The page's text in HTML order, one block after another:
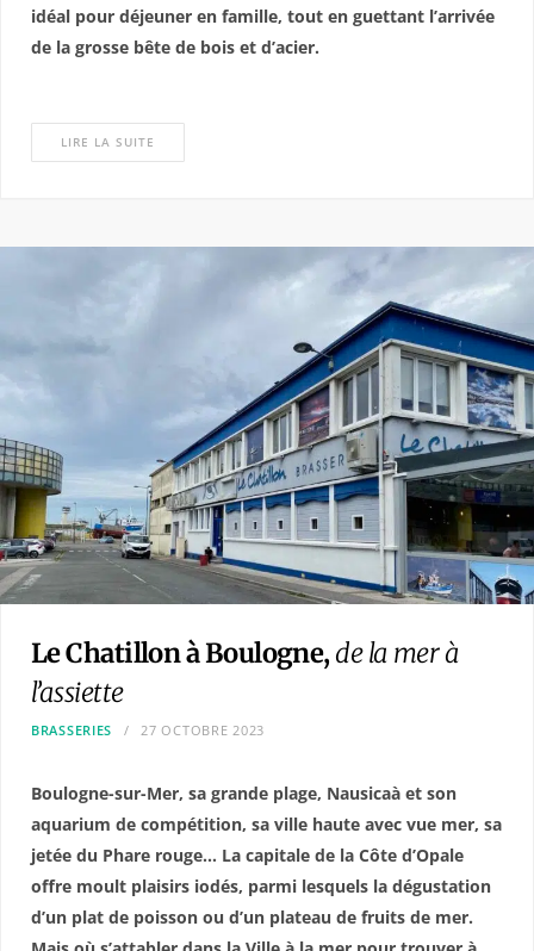
idéal pour déjeuner en famille, tout en guettant l’arrivée
de la grosse bête de bois et d’acier.
LIRE LA SUITE
Le Chatillon à Boulogne, de la mer à
l’assiette
BRASSERIES 27 OCTOBRE 2023
Boulogne-sur-Mer, sa grande plage, Nausicaà et son
aquarium de compétition, sa ville haute avec vue mer, sa
jetée du Phare rouge… La capitale de la Côte d’Opale
offre moult plaisirs iodés, parmi lesquels la dégustation
d’un plat de poisson ou d’un plateau de fruits de mer.